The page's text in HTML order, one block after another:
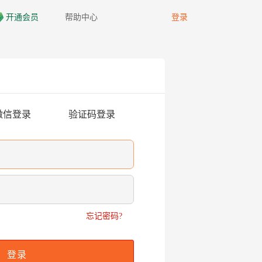
开通会员 帮助中心 登录
信登录 验证码登录
忘记密码?